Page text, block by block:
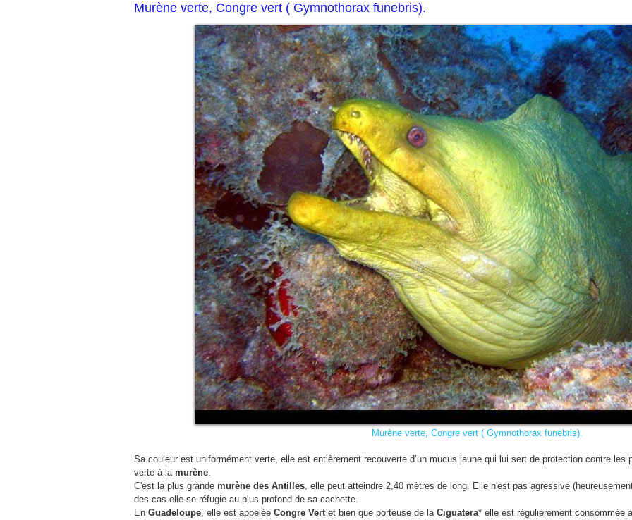
Murène verte, Congre vert ( Gymnothorax funebris).
Murène verte, Congre vert ( Gymnothorax funebris).
Sa couleur est uniformément verte, elle est entièrement recouverte d’un mucus jaune qui lui sert de protection contre les
verte à la murène.
C'est la plus grande murène des Antilles, elle peut atteindre 2,40 mètres de long. Elle n'est pas agressive
des cas elle se réfugie au plus profond de sa cachette.
En Guadeloupe, elle est appelée Congre Vertet bien que porteuse de la Ciguatera* elle est régulièrement consommée